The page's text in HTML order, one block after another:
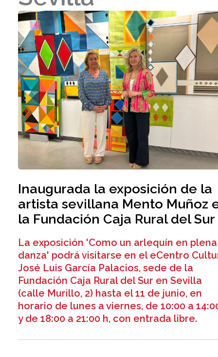
Inaugurada la exposición de la
artista sevillana Mento Muñoz
la Fundación Caja Rural del Sur
La exposición 'Como un arlequín en plena
danza' podrá visitarse en el eCentro
José Luis García Palacios, sede de la
Fundación Caja Rural del Sur en Sevilla
(calle Murillo, 2) hasta el 11 de junio, en
horario de lunes a viernes, de 10:00 a
y de 18:00 a 21:00 h, con entrada libre.